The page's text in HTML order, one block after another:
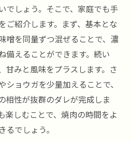
でしょう。そこで、家庭でも手
ご紹介します。まず、基本とな
噌を同量ずつ混ぜることで、濃
備えることができます。続い
甘みと風味をプラスします。さ
ショウガを少量加えることで、
相性が抜群のダレが完成しま
楽しむことで、焼肉の時間をよ
るでしょう。